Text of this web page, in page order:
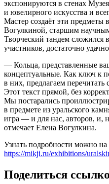
экспонируются в стенах
и ювелирного искусства и
Мастер создаёт эти предметы
Вогулкиной, старшим
Творческий тандем сложился
участников, достаточно
— Кольца, представленные
концептуальные. Как ключ к
в них, предлагаем перечитать
Этот текст прямой, без
Мы постарались
в предмете из уральского
игра — и для нас, авторов, и,
отмечает Елена Вогулкина.
Узнать подробности можно на
https://mikji.ru/exhibitions/
Поделиться